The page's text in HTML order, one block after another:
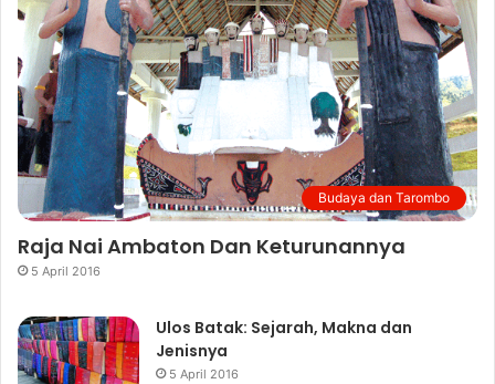
Budaya dan Tarombo
Raja Nai Ambaton Dan Keturunannya
5 April 2016
Ulos Batak: Sejarah, Makna dan
Jenisnya
5 April 2016